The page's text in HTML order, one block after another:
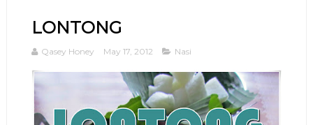
LONTONG
Qasey Honey May 17, 2012 Nasi